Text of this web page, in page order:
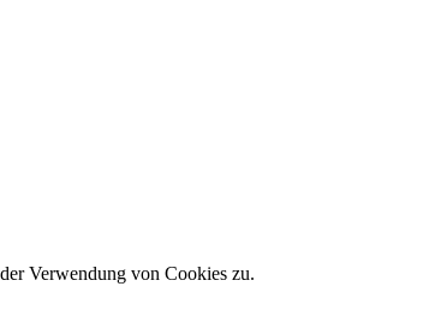
Verwendung von Cookies zu.